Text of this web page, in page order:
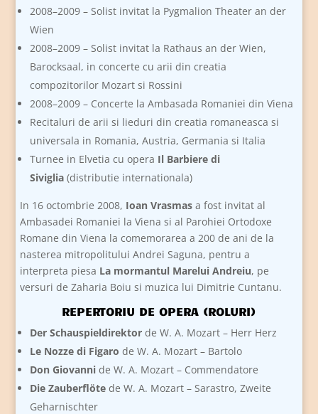
2008–2009 – Solist invitat la Pygmalion Theater an der
Wien
2008–2009 – Solist invitat la Rathaus an der Wien,
Barocksaal, in concerte cu arii din creatia
compozitorilor Mozart si Rossini
2008–2009 – Concerte la Ambasada Romaniei din Viena
Recitaluri de arii si lieduri din creatia romaneasca si
universala in Romania, Austria, Germania si Italia
Turnee in Elvetia cu opera Il Barbiere di
Siviglia (distributie internationala)
In 16 octombrie 2008, Ioan Vrasmas a fost invitat al
Ambasadei Romaniei la Viena si al Parohiei Ortodoxe
Romane din Viena la comemorarea a 200 de ani de la
nasterea mitropolitului Andrei Saguna, pentru a
interpreta piesa La mormantul Marelui Andreiu, pe
versuri de Zaharia Boiu si muzica lui Dimitrie Cuntanu.
REPERTORIU DE OPERA (ROLURI)
Der Schauspieldirektor de W. A. Mozart – Herr Herz
Le Nozze di Figaro de W. A. Mozart – Bartolo
Don Giovanni de W. A. Mozart – Commendatore
Die Zauberflöte de W. A. Mozart – Sarastro, Zweite
Geharnischter